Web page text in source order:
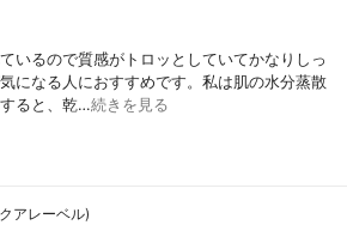
いるので質感がトロッとしていてかなりしっ
になる人におすすめです。私は肌の水分蒸散
ると、乾…続きを見る
アレーベル)